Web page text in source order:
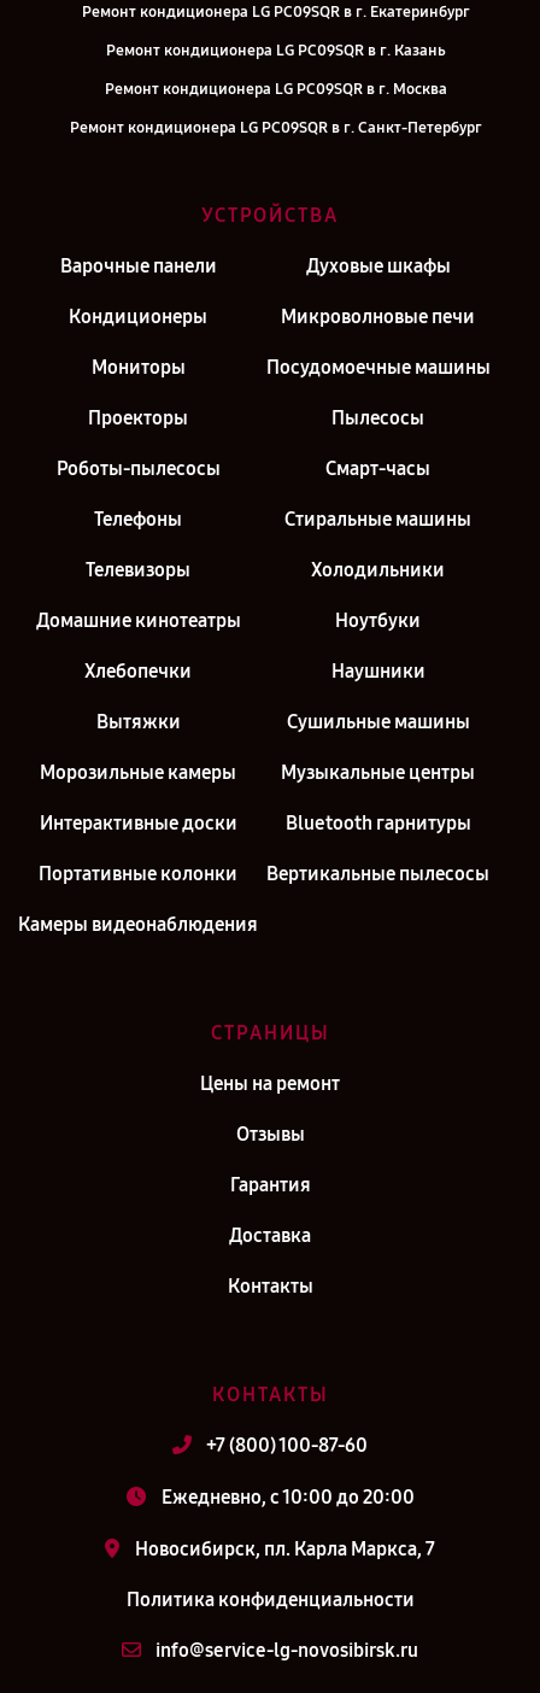
Ремонт кондиционера LG PC09SQR в г. Екатеринбург
Ремонт кондиционера LG PC09SQR в г. Казань
Ремонт кондиционера LG PC09SQR в г. Москва
Ремонт кондиционера LG PC09SQR в г. Санкт-Петербург
УСТРОЙСТВА
Варочные панели Духовые шкафы
Кондиционеры Микроволновые печи
Мониторы Посудомоечные машины
Проекторы Пылесосы
Роботы-пылесосы Смарт-часы
Телефоны Стиральные машины
Телевизоры Холодильники
Домашние кинотеатры Ноутбуки
Хлебопечки Наушники
Вытяжки Сушильные машины
Морозильные камеры Музыкальные центры
Интерактивные доски Bluetooth гарнитуры
Портативные колонки Вертикальные пылесосы
Камеры видеонаблюдения
СТРАНИЦЫ
Цены на ремонт
Отзывы
Гарантия
Доставка
Контакты
КОНТАКТЫ
+7 (800) 100-87-60
Ежедневно, с 10:00 до 20:00
Новосибирск, пл. Карла Маркса, 7
Политика конфиденциальности
info@service-lg-novosibirsk.ru